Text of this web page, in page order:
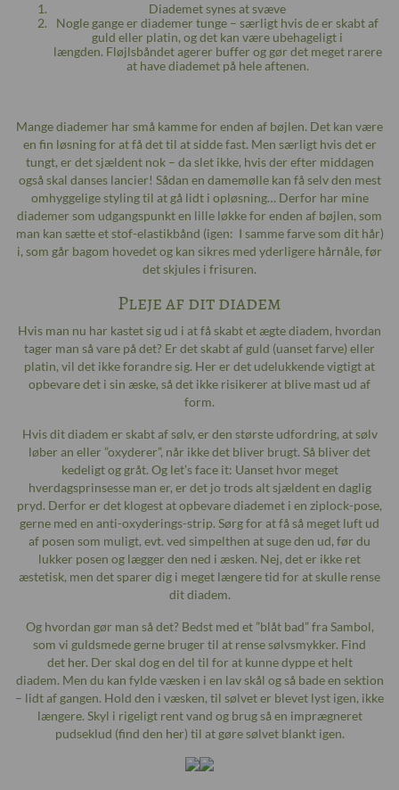
Diademet synes at svæve
Nogle gange er diademer tunge – særligt hvis de er skabt af
guld eller platin, og det kan være ubehageligt i
længden. Fløjlsbåndet agerer buffer og gør det meget rarere
at have diademet på hele aftenen.
Mange diademer har små kamme for enden af bøjlen. Det kan være
en fin løsning for at få det til at sidde fast. Men særligt hvis det er
tungt, er det sjældent nok – da slet ikke, hvis der efter middagen
også skal danses lancier! Sådan en damemølle kan få selv den mest
omhyggelige styling til at gå lidt i opløsning… Derfor har mine
diademer som udgangspunkt en lille løkke for enden af bøjlen, som
man kan sætte et stof-elastikbånd (igen: I samme farve som dit hår)
i, som går bagom hovedet og kan sikres med yderligere hårnåle, før
det skjules i frisuren.
Pleje af dit diadem
Hvis man nu har kastet sig ud i at få skabt et ægte diadem, hvordan
tager man så vare på det? Er det skabt af guld (uanset farve) eller
platin, vil det ikke forandre sig. Her er det udelukkende vigtigt at
opbevare det i sin æske, så det ikke risikerer at blive mast ud af
form.
Hvis dit diadem er skabt af sølv, er den største udfordring, at sølv
løber an eller ”oxyderer”, når ikke det bliver brugt. Så bliver det
kedeligt og gråt. Og let’s face it: Uanset hvor meget
hverdagsprinsesse man er, er det jo trods alt sjældent en daglig
pryd. Derfor er det klogest at opbevare diademet i en ziplock-pose,
gerne med en anti-oxyderings-strip. Sørg for at få så meget luft ud
af posen som muligt, evt. ved simpelthen at suge den ud, før du
lukker posen og lægger den ned i æsken. Nej, det er ikke ret
æstetisk, men det sparer dig i meget længere tid for at skulle rense
dit diadem.
Og hvordan gør man så det? Bedst med et ”blåt bad” fra Sambol,
som vi guldsmede gerne bruger til at rense sølvsmykker. Find
det her. Der skal dog en del til for at kunne dyppe et helt
diadem. Men du kan fylde væsken i en lav skål og så bade en sektion
– lidt af gangen. Hold den i væsken, til sølvet er blevet lyst igen, ikke
længere. Skyl i rigeligt rent vand og brug så en imprægneret
pudseklud (find den her) til at gøre sølvet blankt igen.